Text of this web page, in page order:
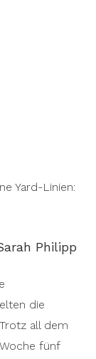
Yard-Linien:
Philipp
die
all dem
fünf